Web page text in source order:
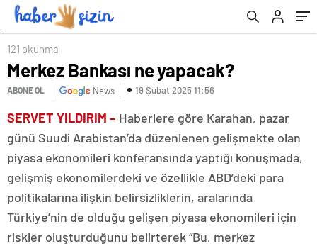
121 okunma
Merkez Bankası ne yapacak?
ABONE OL News 19 Şubat 2025 11:56
SERVET YILDIRIM – Haberlere göre Karahan, pazar
günü Suudi Arabistan’da düzenlenen gelişmekte olan
piyasa ekonomileri konferansında yaptığı konuşmada,
gelişmiş ekonomilerdeki ve özellikle ABD’deki para
politikalarına ilişkin belirsizliklerin, aralarında
Türkiye’nin de olduğu gelişen piyasa ekonomileri için
riskler oluşturduğunu belirterek “Bu, merkez